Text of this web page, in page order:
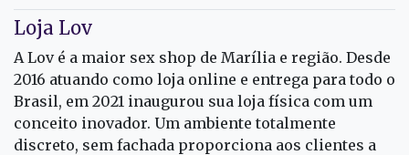
Loja Lov
A Lov é a maior sex shop de Marília e região. Desde
2016 atuando como loja online e entrega para todo o
Brasil, em 2021 inaugurou sua loja física com um
conceito inovador. Um ambiente totalmente
discreto, sem fachada proporciona aos clientes a